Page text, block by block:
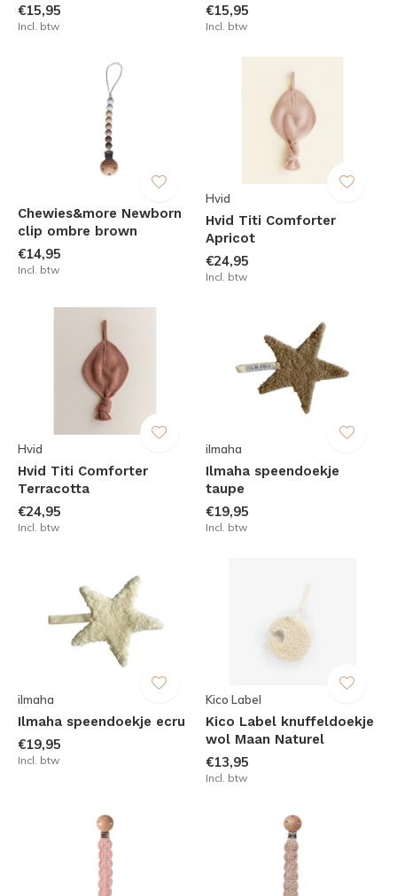
€15,95
Incl. btw
€15,95
Incl. btw
Chewies&more Newborn
clip ombre brown
€14,95
Incl. btw
Hvid
Hvid Titi Comforter
Apricot
€24,95
Incl. btw
Hvid
Hvid Titi Comforter
Terracotta
€24,95
Incl. btw
ilmaha
Ilmaha speendoekje
taupe
€19,95
Incl. btw
ilmaha
Ilmaha speendoekje ecru
€19,95
Incl. btw
Kico Label
Kico Label knuffeldoekje
wol Maan Naturel
€13,95
Incl. btw